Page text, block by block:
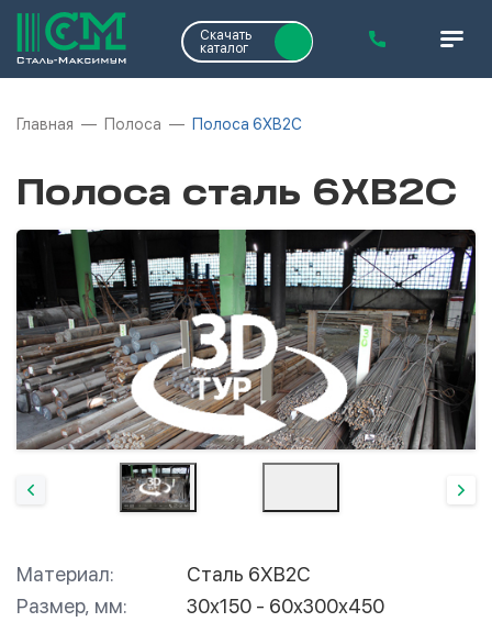
Скачать
каталог
Главная Полоса Полоса 6ХВ2С
Полоса сталь 6ХВ2С
Материал:
Сталь 6ХВ2С
Размер, мм:
30х150 - 60х300х450